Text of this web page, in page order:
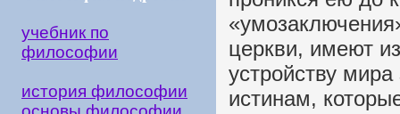
учебник по
философии
история философии
церкви, имеют
устройству мира
истинам,